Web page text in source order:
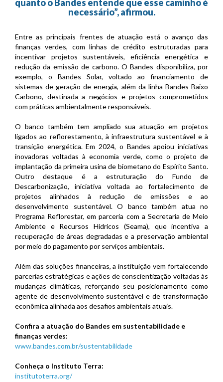
quanto o Bandes entende que esse caminho é
necessário”, afirmou.
Entre as principais frentes de atuação está o avanço das
finanças verdes, com linhas de crédito estruturadas para
incentivar projetos sustentáveis, eficiência energética e
redução da emissão de carbono. O Bandes disponibiliza, por
exemplo, o Bandes Solar, voltado ao financiamento de
sistemas de geração de energia, além da linha Bandes Baixo
Carbono, destinada a negócios e projetos comprometidos
com práticas ambientalmente responsáveis.
O banco também tem ampliado sua atuação em projetos
ligados ao reflorestamento, à infraestrutura sustentável e à
transição energética. Em 2024, o Bandes apoiou iniciativas
inovadoras voltadas à economia verde, como o projeto de
implantação da primeira usina de biometano do Espírito Santo.
Outro destaque é a estruturação do Fundo de
Descarbonização, iniciativa voltada ao fortalecimento de
projetos alinhados à redução de emissões e ao
desenvolvimento sustentável. O banco também atua no
Programa Reflorestar, em parceria com a Secretaria de Meio
Ambiente e Recursos Hídricos (Seama), que incentiva a
recuperação de áreas degradadas e a preservação ambiental
por meio do pagamento por serviços ambientais.
Além das soluções financeiras, a instituição vem fortalecendo
parcerias estratégicas e ações de conscientização voltadas às
mudanças climáticas, reforçando seu posicionamento como
agente de desenvolvimento sustentável e de transformação
econômica alinhada aos desafios ambientais atuais.
Confira a atuação do Bandes em sustentabilidade e
finanças verdes:
www.bandes.com.br/sustentabilidade
Conheça o Instituto Terra:
institutoterra.org/